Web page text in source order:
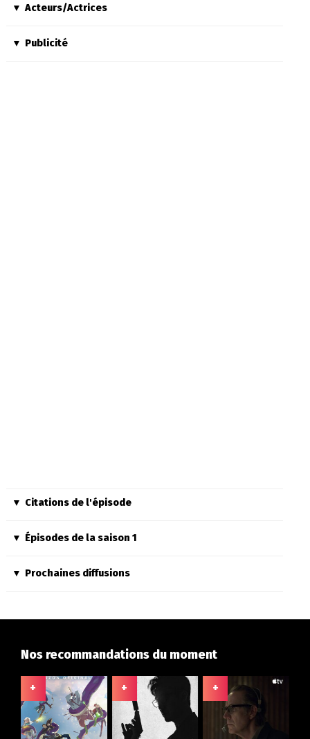
Acteurs/Actrices
Publicité
Citations de l'épisode
Épisodes de la saison 1
Prochaines diffusions
Nos recommandations du moment
+ + +